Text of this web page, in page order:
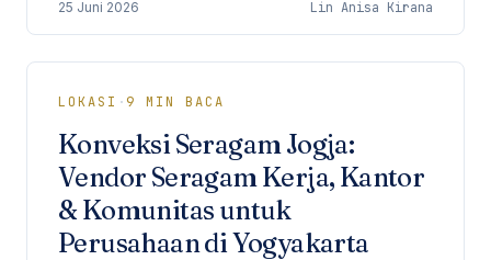
25 Juni 2026 Lin Anisa Kirana
LOKASI · 9 MIN BACA
Konveksi Seragam Jogja:
Vendor Seragam Kerja, Kantor
& Komunitas untuk
Perusahaan di Yogyakarta